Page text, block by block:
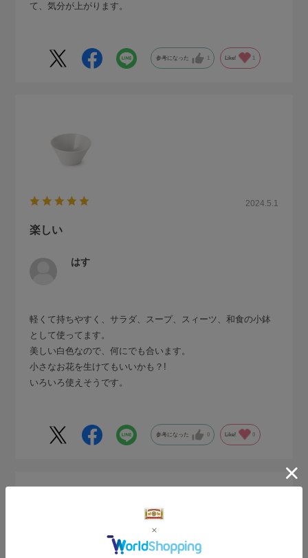
て、気分が上がります。
参考になった Like!
2024.5.1
楽しい
はす
軽くて持ちやすく、サラダ、スープ、スィーツ、和食の小鉢
として使ってます。
美しい白色なので、何にでも合います。
小さなお花を生けてもいいかも？!
いろいろ使えそうです。
参考になった 0 Like! 0